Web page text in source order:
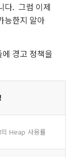
다. 그럼 이제
능한지 알아
경고 정책을
의 Heap 사용률